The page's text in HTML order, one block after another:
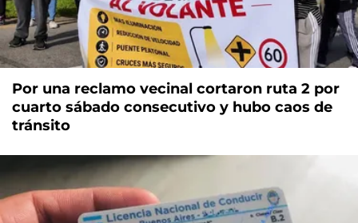
Por una reclamo vecinal cortaron ruta 2 por
cuarto sábado consecutivo y hubo caos de
tránsito